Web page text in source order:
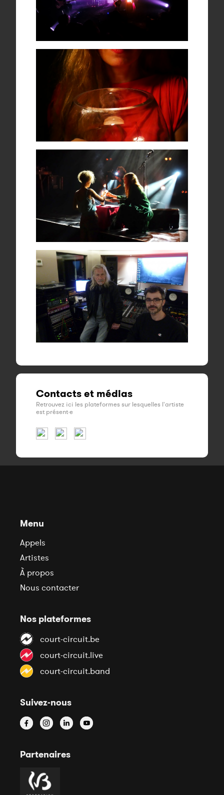
Contacts et médias
Retrouvez ici les plateformes sur lesquelles l'artiste
est présent·e
Menu
Appels
Artistes
À propos
Nous contacter
Nos plateformes
court-circuit.be
court-circuit.live
court-circuit.band
Suivez-nous
Partenaires